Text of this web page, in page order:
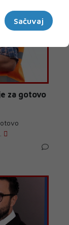
za gotovo
Sačuvaj